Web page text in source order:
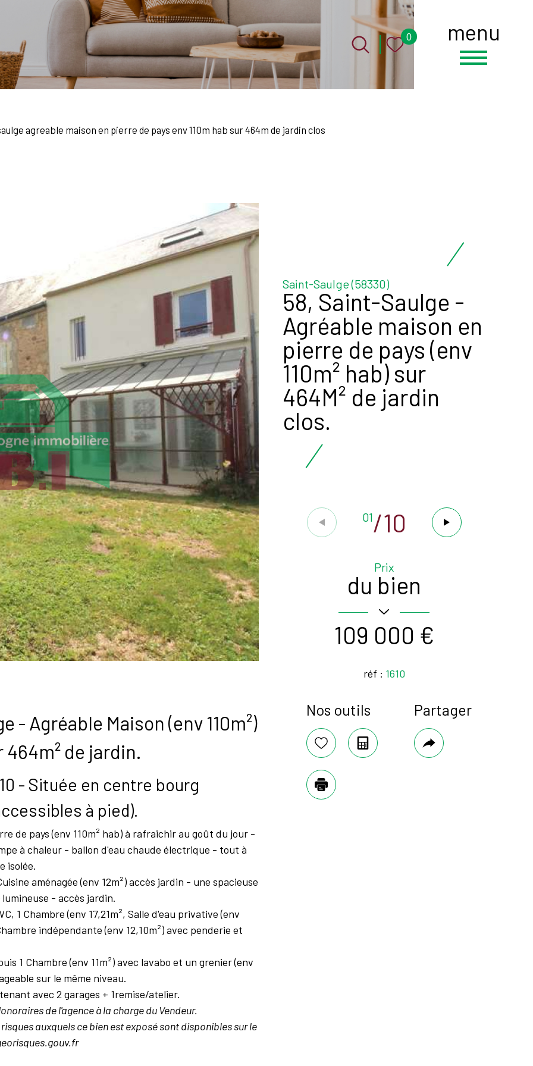
menu
0
agreable maison en pierre de pays env 110m hab sur 464m de jardin clos
Saint-Saulge (58330)
58, Saint-Saulge -
Agréable maison en
pierre de pays (env
110m² hab) sur
464M² de jardin
clos.
01/10
Prix
du bien
109 000 €
réf : 1610
- Agréable Maison (env 110m²)
de jardin.
- Située en centre bourg
à pied).
de pays (env 110m² hab) à rafraichir au goût du jour -
à chaleur - ballon d'eau chaude électrique - tout à
isolée.
aménagée (env 12m²) accès jardin - une spacieuse
lumineuse - accès jardin.
1 Chambre (env 17,21m², Salle d'eau privative (env
indépendante (env 12,10m²) avec penderie et
1 Chambre (env 11m²) avec lavabo et un grenier (env
sur le même niveau.
avec 2 garages + 1remise/atelier.
de l'agence à la charge du Vendeur.
auxquels ce bien est exposé sont disponibles sur le
Plus d'infos
Nos outils
SélectionnerCalculatrice
Imprimer
Partager
Plus
de